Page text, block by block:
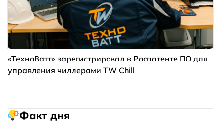
«ТехноВатт» зарегистрировал в Роспатенте ПО для
управления чиллерами TW Chill
Факт дня